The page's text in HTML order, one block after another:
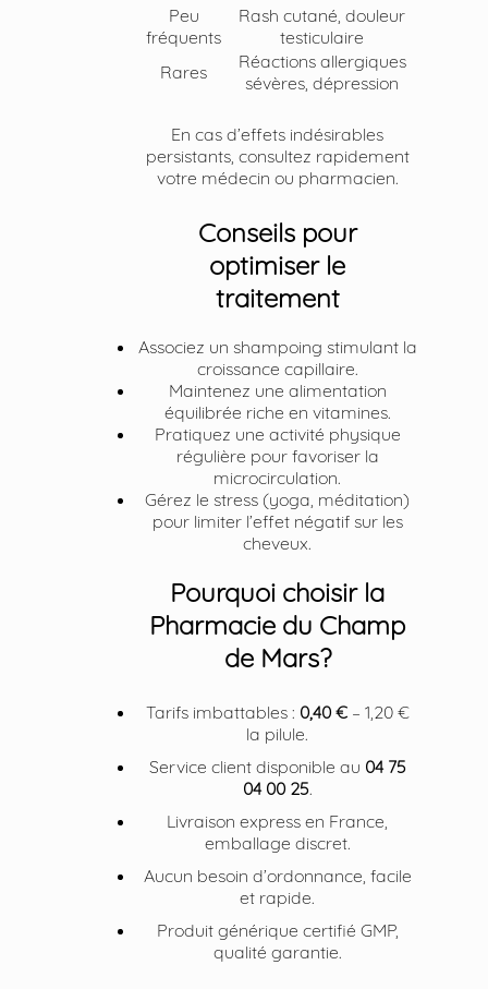
Peu
fréquents
Rash cutané, douleur
testiculaire
Rares
Réactions allergiques
sévères, dépression
En cas d’effets indésirables
persistants, consultez rapidement
votre médecin ou pharmacien.
Conseils pour
optimiser le
traitement
Associez un shampoing stimulant la
croissance capillaire.
Maintenez une alimentation
équilibrée riche en vitamines.
Pratiquez une activité physique
régulière pour favoriser la
microcirculation.
Gérez le stress (yoga, méditation)
pour limiter l’effet négatif sur les
cheveux.
Pourquoi choisir la
Pharmacie du Champ
de Mars?
Tarifs imbattables : 0,40 €– 1,20 €
la pilule.
Service client disponible au 04 75
04 00 25.
Livraison express en France,
emballage discret.
Aucun besoin d’ordonnance, facile
et rapide.
Produit générique certifié GMP,
qualité garantie.